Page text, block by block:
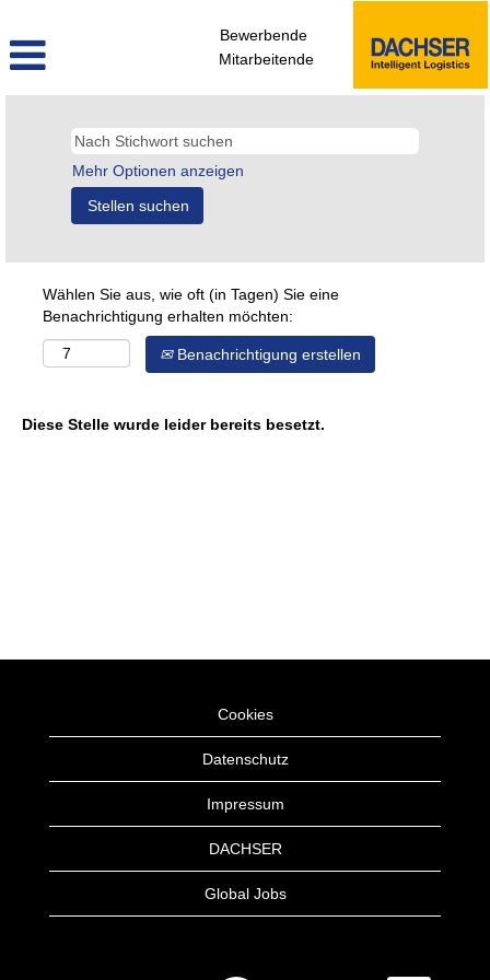
Bewerbende
Mitarbeitende
Mehr Optionen anzeigen
Wählen Sie aus, wie oft (in Tagen) Sie eine
Benachrichtigung erhalten möchten:
Benachrichtigung erstellen
Diese Stelle wurde leider bereits besetzt.
Cookies
Datenschutz
Impressum
DACHSER
Global Jobs